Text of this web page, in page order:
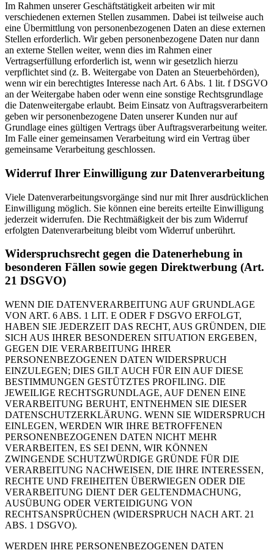
Im Rahmen unserer Geschäftstätigkeit arbeiten wir mit
verschiedenen externen Stellen zusammen. Dabei ist teilweise auch
eine Übermittlung von personenbezogenen Daten an diese externen
Stellen erforderlich. Wir geben personenbezogene Daten nur dann
an externe Stellen weiter, wenn dies im Rahmen einer
Vertragserfüllung erforderlich ist, wenn wir gesetzlich hierzu
verpflichtet sind (z. B. Weitergabe von Daten an Steuerbehörden),
wenn wir ein berechtigtes Interesse nach Art. 6 Abs. 1 lit. f DSGVO
an der Weitergabe haben oder wenn eine sonstige Rechtsgrundlage
die Datenweitergabe erlaubt. Beim Einsatz von Auftragsverarbeitern
geben wir personenbezogene Daten unserer Kunden nur auf
Grundlage eines gültigen Vertrags über Auftragsverarbeitung weiter.
Im Falle einer gemeinsamen Verarbeitung wird ein Vertrag über
gemeinsame Verarbeitung geschlossen.
Widerruf Ihrer Einwilligung zur Datenverarbeitung
Viele Datenverarbeitungsvorgänge sind nur mit Ihrer ausdrücklichen
Einwilligung möglich. Sie können eine bereits erteilte Einwilligung
jederzeit widerrufen. Die Rechtmäßigkeit der bis zum Widerruf
erfolgten Datenverarbeitung bleibt vom Widerruf unberührt.
Widerspruchsrecht gegen die Datenerhebung in
besonderen Fällen sowie gegen Direktwerbung (Art.
21 DSGVO)
WENN DIE DATENVERARBEITUNG AUF GRUNDLAGE
VON ART. 6 ABS. 1 LIT. E ODER F DSGVO ERFOLGT,
HABEN SIE JEDERZEIT DAS RECHT, AUS GRÜNDEN, DIE
SICH AUS IHRER BESONDEREN SITUATION ERGEBEN,
GEGEN DIE VERARBEITUNG IHRER
PERSONENBEZOGENEN DATEN WIDERSPRUCH
EINZULEGEN; DIES GILT AUCH FÜR EIN AUF DIESE
BESTIMMUNGEN GESTÜTZTES PROFILING. DIE
JEWEILIGE RECHTSGRUNDLAGE, AUF DENEN EINE
VERARBEITUNG BERUHT, ENTNEHMEN SIE DIESER
DATENSCHUTZERKLÄRUNG. WENN SIE WIDERSPRUCH
EINLEGEN, WERDEN WIR IHRE BETROFFENEN
PERSONENBEZOGENEN DATEN NICHT MEHR
VERARBEITEN, ES SEI DENN, WIR KÖNNEN
ZWINGENDE SCHUTZWÜRDIGE GRÜNDE FÜR DIE
VERARBEITUNG NACHWEISEN, DIE IHRE INTERESSEN,
RECHTE UND FREIHEITEN ÜBERWIEGEN ODER DIE
VERARBEITUNG DIENT DER GELTENDMACHUNG,
AUSÜBUNG ODER VERTEIDIGUNG VON
RECHTSANSPRÜCHEN (WIDERSPRUCH NACH ART. 21
ABS. 1 DSGVO).
WERDEN IHRE PERSONENBEZOGENEN DATEN